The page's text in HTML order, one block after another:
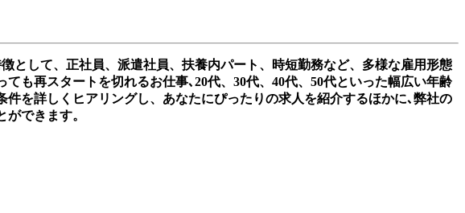
として、正社員、派遣社員、扶養内パート、時短勤務など、多様な雇用形態
も再スタートを切れるお仕事､20代、30代、40代、50代といった幅広い年齢
を詳しくヒアリングし、あなたにぴったりの求人を紹介するほかに､弊社の
できます。